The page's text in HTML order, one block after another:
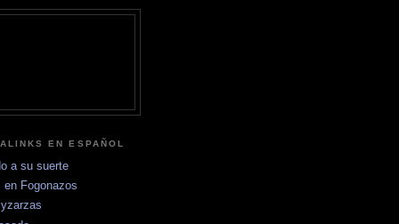
EN ESPAÑOL
a su suerte
en Fogonazos